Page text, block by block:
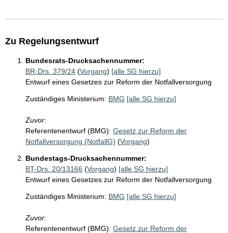
Zu Regelungsentwurf
Bundesrats-Drucksachennummer:
BR-Drs. 379/24 (Vorgang) [alle SG hierzu]
Entwurf eines Gesetzes zur Reform der Notfallversorgung
Zuständiges Ministerium: BMG [alle SG hierzu]
Zuvor:
Referentenentwurf (BMG): Gesetz zur Reform der
Notfallversorgung (NotfallG) (Vorgang)
Bundestags-Drucksachennummer:
BT-Drs. 20/13166 (Vorgang) [alle SG hierzu]
Entwurf eines Gesetzes zur Reform der Notfallversorgung
Zuständiges Ministerium: BMG [alle SG hierzu]
Zuvor:
Referentenentwurf (BMG): Gesetz zur Reform der